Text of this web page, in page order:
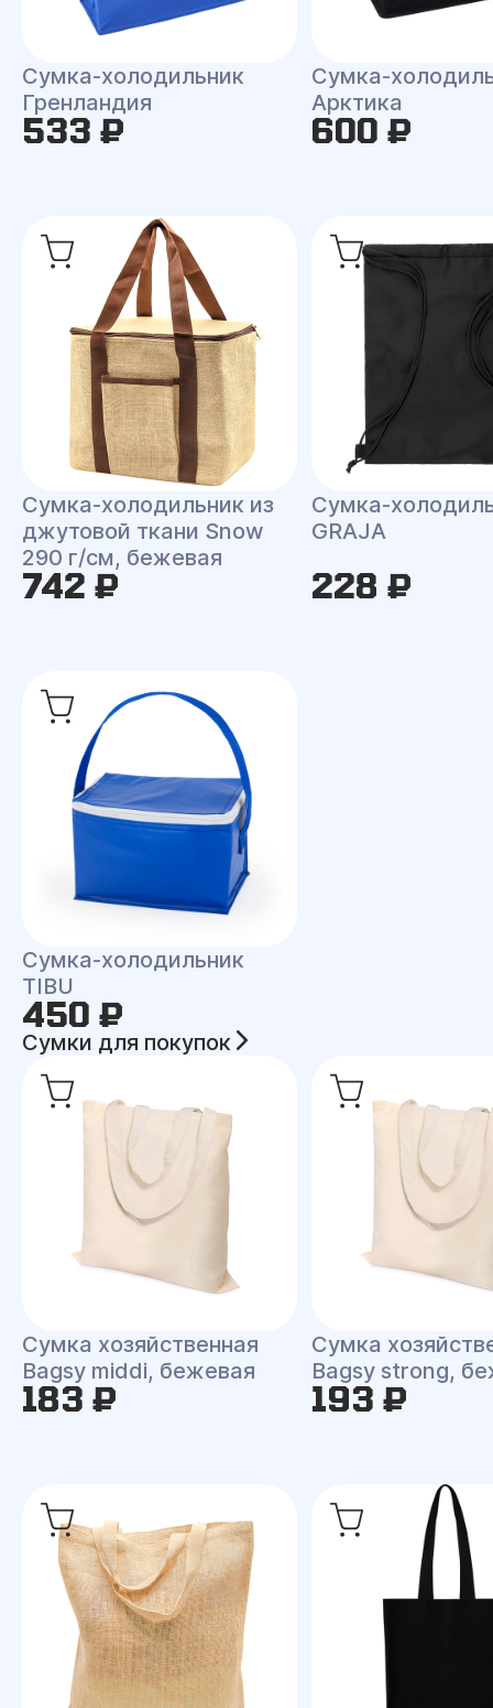
Сумка-холодильник
Гренландия
533 ₽
Сумка-
Арктика
600 ₽
Сумка-холодильник из
джутовой ткани Snow
290 г/см, бежевая
742 ₽
Сумка-
GRAJA
228 ₽
Сумка-холодильник
TIBU
450 ₽
Сумки для покупок
Сумка хозяйственная
Bagsy middi, бежевая
183 ₽
Сумка
Bagsy strong,
193 ₽